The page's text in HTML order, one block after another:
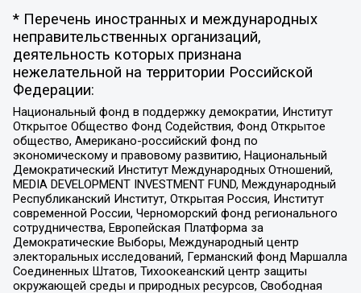
* Перечень иностранных и международных
неправительственных организаций,
деятельность которых признана
нежелательной на территории Российской
Федерации:
Национальный фонд в поддержку демократии, Институт
Открытое Общество Фонд Содействия, Фонд Открытое
общество, Американо-российский фонд по
экономическому и правовому развитию, Национальный
Демократический Институт Международных Отношений,
MEDIA DEVELOPMENT INVESTMENT FUND, Международный
Республиканский Институт, Открытая Россия, Институт
современной России, Черноморский фонд регионального
сотрудничества, Европейская Платформа за
Демократические Выборы, Международный центр
электоральных исследований, Германский фонд Маршалла
Соединенных Штатов, Тихоокеанский центр защиты
окружающей среды и природных ресурсов, Свободная